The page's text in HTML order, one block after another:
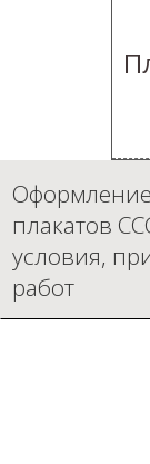
Оформление
плакатов
условия,
работ